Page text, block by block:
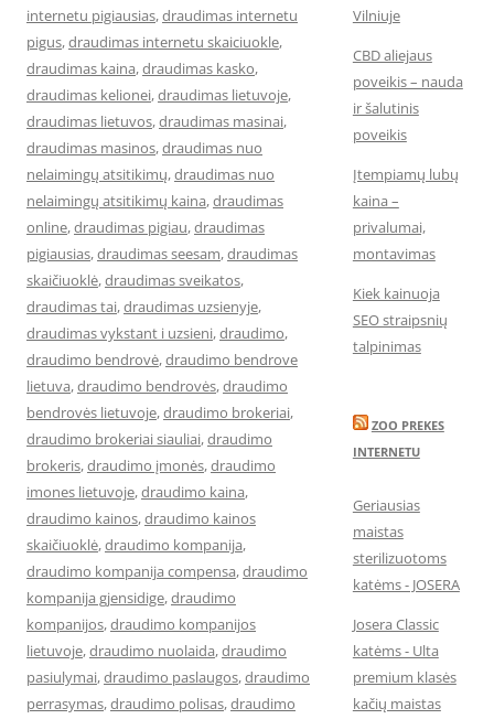
internetu pigiausias,draudimas internetu
pigus,draudimas internetu skaiciuokle,
draudimas kaina,draudimas kasko,
draudimas kelionei,draudimas lietuvoje,
draudimas lietuvos,draudimas masinai,
draudimas masinos,draudimas nuo
nelaimingų atsitikimų,draudimas nuo
nelaimingų atsitikimų kaina,draudimas
online,draudimas pigiau,draudimas
pigiausias,draudimas seesam,draudimas
skaičiuoklė,draudimas sveikatos,
draudimas tai,draudimas uzsienyje,
draudimas vykstant i uzsieni,draudimo,
draudimo bendrovė,draudimo bendrove
lietuva,draudimo bendrovės,draudimo
bendrovės lietuvoje,draudimo brokeriai,
draudimo brokeriai siauliai,draudimo
brokeris,draudimo įmonės,draudimo
imones lietuvoje,draudimo kaina,
draudimo kainos,draudimo kainos
skaičiuoklė,draudimo kompanija,
draudimo kompanija compensa,draudimo
kompanija gjensidige,draudimo
kompanijos,draudimo kompanijos
lietuvoje,draudimo nuolaida,draudimo
pasiulymai,draudimo paslaugos,draudimo
perrasymas,draudimo polisas,draudimo
Vilniuje
CBD aliejaus
poveikis – nauda
ir šalutinis
poveikis
Įtempiamų lubų
kaina –
privalumai,
montavimas
Kiek kainuoja
SEO straipsnių
talpinimas
ZOO PREKES
INTERNETU
Geriausias
maistas
sterilizuotoms
katėms - JOSERA
Josera Classic
katėms - Ulta
premium klasės
kačių maistas